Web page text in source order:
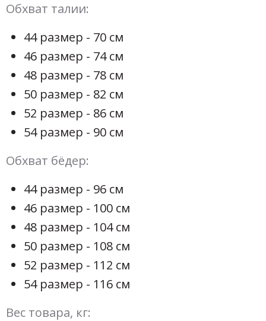
Обхват талии:
44 размер - 70 см
46 размер - 74 см
48 размер - 78 см
50 размер - 82 см
52 размер - 86 см
54 размер - 90 см
Обхват бёдер:
44 размер - 96 см
46 размер - 100 см
48 размер - 104 см
50 размер - 108 см
52 размер - 112 см
54 размер - 116 см
Вес товара, кг: